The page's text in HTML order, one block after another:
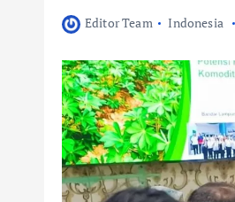
Editor Team Indonesia